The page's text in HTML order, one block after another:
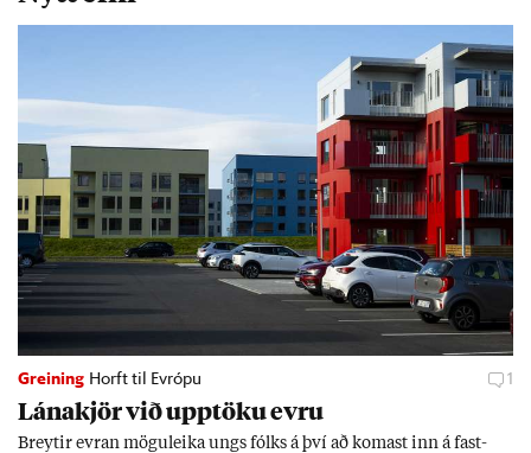
Greining Horft til Evrópu 1
Lána­kjör við upp­töku evru
Breyt­ir evr­an mögu­leika ungs fólks á því að kom­ast inn á fast­